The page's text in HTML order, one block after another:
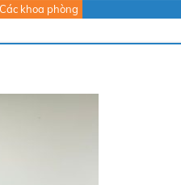
Các khoa phòng